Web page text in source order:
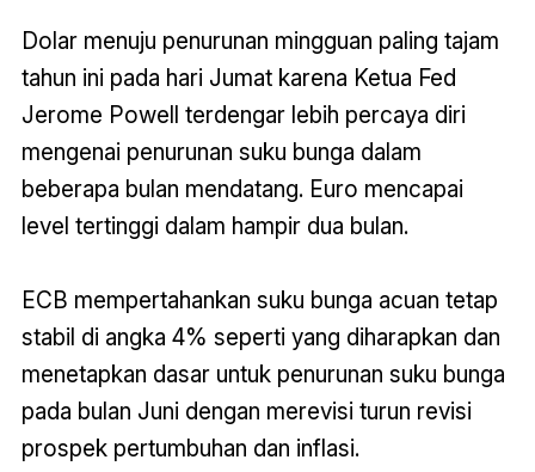
Dolar menuju penurunan mingguan paling tajam
tahun ini pada hari Jumat karena Ketua Fed
Jerome Powell terdengar lebih percaya diri
mengenai penurunan suku bunga dalam
beberapa bulan mendatang. Euro mencapai
level tertinggi dalam hampir dua bulan.
ECB mempertahankan suku bunga acuan tetap
stabil di angka 4% seperti yang diharapkan dan
menetapkan dasar untuk penurunan suku bunga
pada bulan Juni dengan merevisi turun revisi
prospek pertumbuhan dan inflasi.